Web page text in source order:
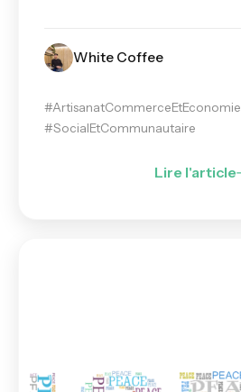
White Coffee
#ArtisanatCommerceEtEconomie
#SocialEtCommunautaire
Lire l'article